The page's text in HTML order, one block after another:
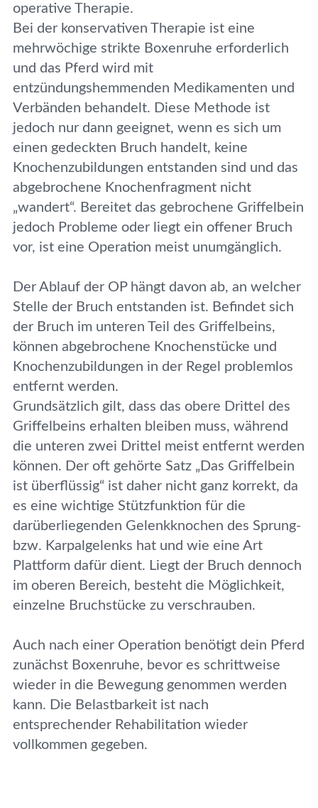
operative Therapie.
Bei der konservativen Therapie ist eine
mehrwöchige strikte Boxenruhe erforderlich
und das Pferd wird mit
entzündungshemmenden Medikamenten und
Verbänden behandelt. Diese Methode ist
jedoch nur dann geeignet, wenn es sich um
einen gedeckten Bruch handelt, keine
Knochenzubildungen entstanden sind und das
abgebrochene Knochenfragment nicht
„wandert“. Bereitet das gebrochene Griffelbein
jedoch Probleme oder liegt ein offener Bruch
vor, ist eine Operation meist unumgänglich.
Der Ablauf der OP hängt davon ab, an welcher
Stelle der Bruch entstanden ist. Befindet sich
der Bruch im unteren Teil des Griffelbeins,
können abgebrochene Knochenstücke und
Knochenzubildungen in der Regel problemlos
entfernt werden.
Grundsätzlich gilt, dass das obere Drittel des
Griffelbeins erhalten bleiben muss, während
die unteren zwei Drittel meist entfernt werden
können. Der oft gehörte Satz „Das Griffelbein
ist überflüssig“ ist daher nicht ganz korrekt, da
es eine wichtige Stützfunktion für die
darüberliegenden Gelenkknochen des Sprung-
bzw. Karpalgelenks hat und wie eine Art
Plattform dafür dient. Liegt der Bruch dennoch
im oberen Bereich, besteht die Möglichkeit,
einzelne Bruchstücke zu verschrauben.
Auch nach einer Operation benötigt dein Pferd
zunächst Boxenruhe, bevor es schrittweise
wieder in die Bewegung genommen werden
kann. Die Belastbarkeit ist nach
entsprechender Rehabilitation wieder
vollkommen gegeben.